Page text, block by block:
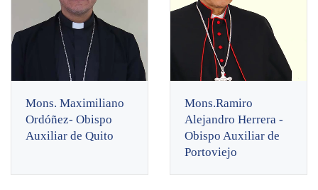
Mons. Maximiliano
Ordóñez- Obispo
Auxiliar de Quito
Mons.Ramiro
Alejandro Herrera -
Obispo Auxiliar de
Portoviejo